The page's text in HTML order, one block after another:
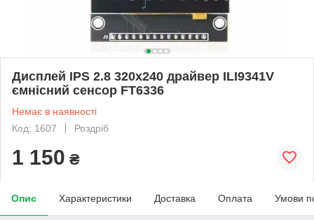
Дисплей IPS 2.8 320х240 драйвер ILI9341V
ємнісний сенсор FT6336
Немає в наявності
Код: 1607
Роздріб
1 150 ₴
Опис Характеристики Доставка Оплата Умови